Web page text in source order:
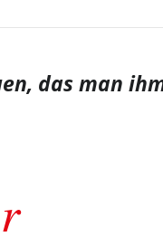
das man